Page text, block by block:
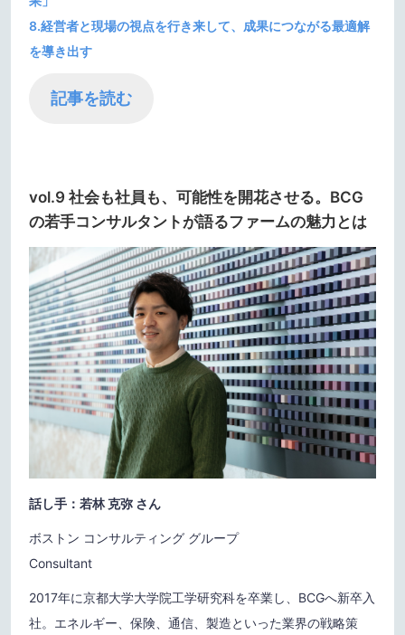
8.経営者と現場の視点を行き来して、成果につながる最適解
を導き出す
記事を読む
vol.9 社会も社員も、可能性を開花させる。BCG
の若手コンサルタントが語るファームの魅力とは
話し手：若林 克弥 さん
ボストン コンサルティング グループ
Consultant
2017年に京都大学大学院工学研究科を卒業し、BCGへ新卒入
社。エネルギー、保険、通信、製造といった業界の戦略策